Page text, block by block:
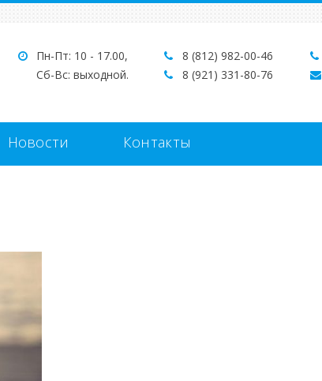
Пн-Пт: 10 - 17.00,
Сб-Вс: выходной.
8 (812) 982-00-46
8 (921) 331-80-76
Новости Контакты